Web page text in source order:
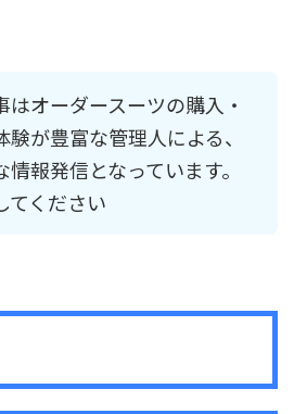
はオーダースーツの購入・
験が豊富な管理人による、
情報発信となっています。
てください